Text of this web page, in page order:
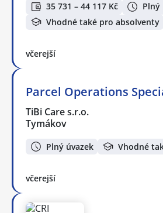
35 731 – 44 117 Kč
Plný
Vhodné také pro absolventy
včerejší
Parcel Operations
TiBi Care s.r.o.
Tymákov
Plný úvazek Vhodné
včerejší